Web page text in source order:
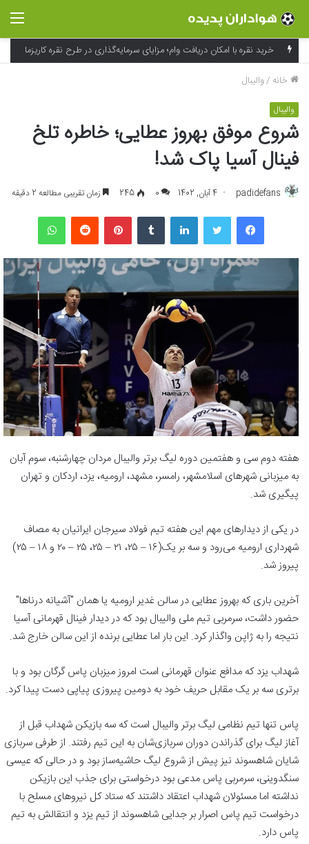
خرید نقره با امکان دریافت وام؛ مزایای سرمایه‌گذاری در طرح نقره کاریزما
خانه /والیبال
والیبال
شروع موفق بهروز عطایی؛ خاطره تلخ
فینال آسیا پاک شد!
padidefans 4 آبان, 1402 0
245 زمان تقریبی مطالعه 2 دقیقه
فیسبوک لینکداین پینتریست
هفته دوم سی و هفتمین دوره لیگ برتر والیبال مردان چهارشنبه، سوم آبان
به میزبانی شهرهای اسلامشهر، رامسر، مشهد، ارومیه، ‌یزد، اردکان و تهران
پیگیری شد.
در یکی از دیدارهای مهم این هفته تیم فولاد سیرجان ایرانیان به مصاف
شهرداری ارومیه می‌رود و سه بر یک(۱۶ – ۲۵، ۲۱ – ۲۵، ۲۵ – ۲۰ و ۱۸ – ۲۵)
پیروز شد.
آخرین باری که بهروز عطایی در سالن غدیر ارومیه یا همان "آشیانه‌ درناها"
حضور داشت، سرمربی تیم ملی والیبال بود که در دیدار فینال قهرمانی آسیا
نتیجه را به ژاپن واگذار کرد. این بار اما عطایی برنده از این سالن خارج شد. ‌
شهداب یزد که مدافع عنوان قهرمانی است امروز میزبان پاس گرگان بود و با
برتری سه بر یک مقابل حریف خود به دومین پیروزی پیاپی دست پیدا کرد.
پاس تنها تیم نظامی لیگ برتر والیبال است که سه بازیکن شهداب قبل از
آغاز لیگ برای گذراندن دوران سربازی‌شان به این تیم رفتند. از طرفی سربازی
شایان شاهسوند نیز پیش از شروع لیگ حاشیه‌ساز بود و در حالی که عیسی
سنگدوینی، سرمربی پاس مدعی بود درخواستی برای جذب این بازیکن
نداشته اما مسئولان شهداب اعتقاد داشتند که ستاد کل نیروهای مسلح با
درخواست تیم پاس اصرار بر جدایی شاهسوند از تیم یزد و انتقالش به تیم
پاس دارد.